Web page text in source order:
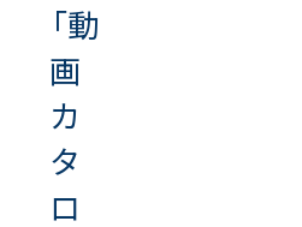
「動
画
カ
タ
ロ